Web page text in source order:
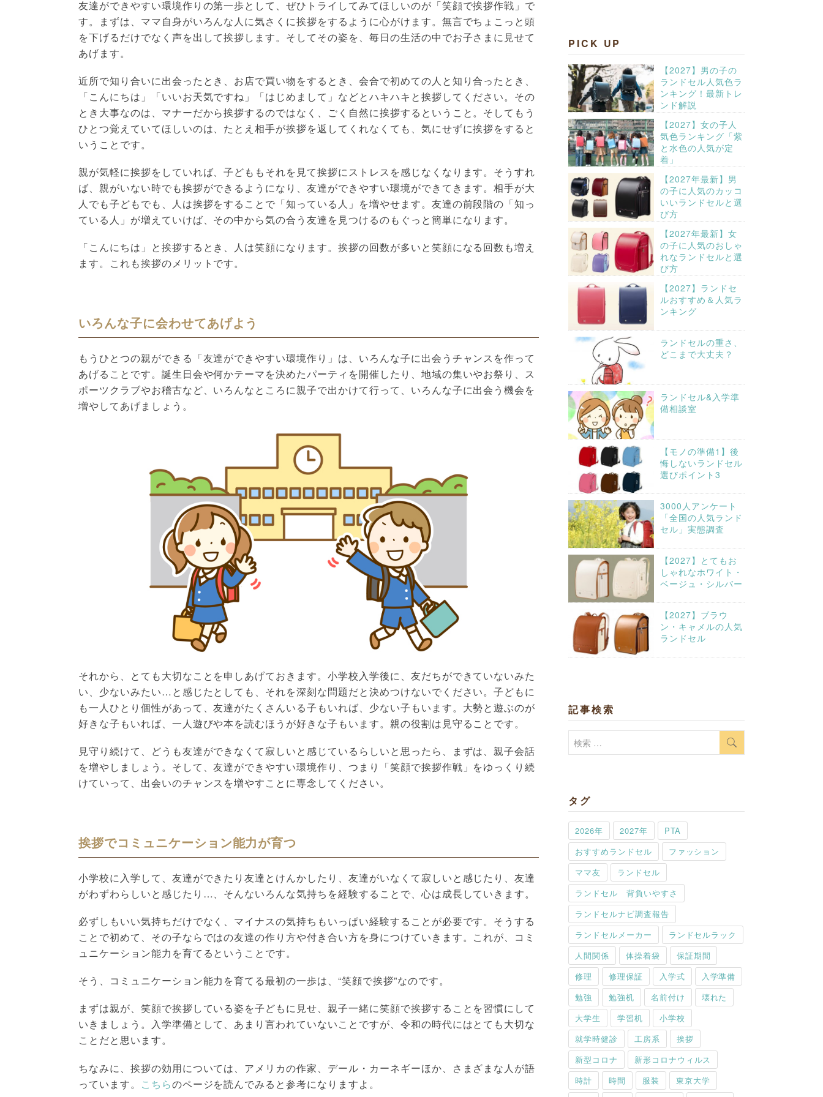
友達ができやすい環境作りの第一歩として、ぜひトライしてみてほしいのが「笑顔で挨拶作戦」で
す。まずは、ママ自身がいろんな人に気さくに挨拶をするように心がけます。無言でちょこっと頭
を下げるだけでなく声を出して挨拶します。そしてその姿を、毎日の生活の中でお子さまに見せて
あげます。
近所で知り合いに出会ったとき、お店で買い物をするとき、会合で初めての人と知り合ったとき、
「こんにちは」「いいお天気ですね」「はじめまして」などとハキハキと挨拶してください。その
とき大事なのは、マナーだから挨拶するのではなく、ごく自然に挨拶するということ。そしてもう
ひとつ覚えていてほしいのは、たとえ相手が挨拶を返してくれなくても、気にせずに挨拶をすると
いうことです。
親が気軽に挨拶をしていれば、子どももそれを見て挨拶にストレスを感じなくなります。そうすれ
ば、親がいない時でも挨拶ができるようになり、友達ができやすい環境ができてきます。相手が大
人でも子どもでも、人は挨拶をすることで「知っている人」を増やせます。友達の前段階の「知っ
ている人」が増えていけば、その中から気の合う友達を見つけるのもぐっと簡単になります。
「こんにちは」と挨拶するとき、人は笑顔になります。挨拶の回数が多いと笑顔になる回数も増え
ます。これも挨拶のメリットです。
いろんな子に会わせてあげよう
もうひとつの親ができる「友達ができやすい環境作り」は、いろんな子に出会うチャンスを作って
あげることです。誕生日会や何かテーマを決めたパーティを開催したり、地域の集いやお祭り、ス
ポーツクラブやお稽古など、いろんなところに親子で出かけて行って、いろんな子に出会う機会を
増やしてあげましょう。
それから、とても大切なことを申しあげておきます。小学校入学後に、友だちができていないみた
い、少ないみたい…と感じたとしても、それを深刻な問題だと決めつけないでください。子どもに
も一人ひとり個性があって、友達がたくさんいる子もいれば、少ない子もいます。大勢と遊ぶのが
好きな子もいれば、一人遊びや本を読むほうが好きな子もいます。親の役割は見守ることです。
見守り続けて、どうも友達ができなくて寂しいと感じているらしいと思ったら、まずは、親子会話
を増やしましょう。そして、友達ができやすい環境作り、つまり「笑顔で挨拶作戦」をゆっくり続
けていって、出会いのチャンスを増やすことに専念してください。
挨拶でコミュニケーション能力が育つ
小学校に入学して、友達ができたり友達とけんかしたり、友達がいなくて寂しいと感じたり、友達
がわずわらしいと感じたり…、そんないろんな気持ちを経験することで、心は成長していきます。
必ずしもいい気持ちだけでなく、マイナスの気持ちもいっぱい経験することが必要です。そうする
ことで初めて、その子ならではの友達の作り方や付き合い方を身につけていきます。これが、コミ
ュニケーション能力を育てるということです。
そう、コミュニケーション能力を育てる最初の一歩は、“笑顔で挨拶”なのです。
まずは親が、笑顔で挨拶している姿を子どもに見せ、親子一緒に笑顔で挨拶することを習慣にして
いきましょう。入学準備として、あまり言われていないことですが、令和の時代にはとても大切な
ことだと思います。
ちなみに、挨拶の効用については、アメリカの作家、デール・カーネギーほか、さまざまな人が語
っています。 こちらのページを読んでみると参考になりますよ。
PICK UP
【2027】男の子の
ランドセル人気色ラ
ンキング！最新トレ
ンド解説
【2027】女の子人
気色ランキング「紫
と水色の人気が定
着」
【2027年最新】男
の子に人気のカッコ
いいランドセルと選
び方
【2027年最新】女
の子に人気のおしゃ
れなランドセルと選
び方
【2027】ランドセ
ルおすすめ＆人気ラ
ンキング
ランドセルの重さ、
どこまで大丈夫？
ランドセル&入学準
備相談室
【モノの準備1】後
悔しないランドセル
選びポイント3
3000人アンケート
「全国の人気ランド
セル」実態調査
【2027】とてもお
しゃれなホワイト・
ベージュ・シルバー
【2027】ブラウ
ン・キャメルの人気
ランドセル
記事検索
検
タグ
2026年 2027年
PTA
おすすめランドセル
ファッション
ママ友
ランドセル
ランドセル 背負いやすさ
ランドセルナビ調査報告
ランドセルメーカー
ランドセルラック
人間関係
体操着袋
保証期間
修理
修理保証 入学式
入学準備
勉強
勉強机 名前付け
壊れた
大学生
学習机
小学校
就学時健診
工房系
挨拶
新型コロナ
新形コロナウィルス
時計
時間 服装
東京大学